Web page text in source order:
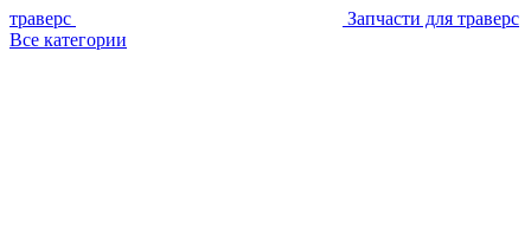
траверс
Запчасти для траверс
Все категории